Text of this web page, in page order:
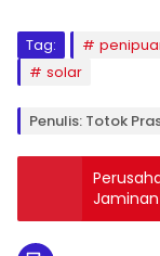
Tag:
solar
Penulis: Totok
Jaminan
Tegas